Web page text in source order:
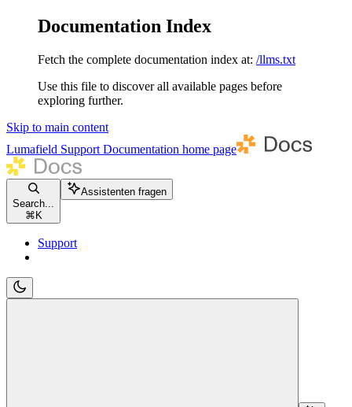
Documentation Index
Fetch the complete documentation index at: /llms.txt
Use this file to discover all available pages before
exploring further.
Skip to main content
Lumafield Support Documentation home page
Search...
⌘ K
Assistenten fragen
Support